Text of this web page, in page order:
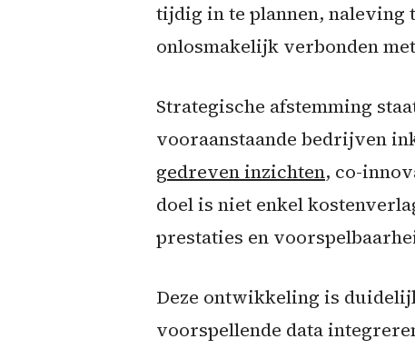
tijdig in te plannen, naleving
onlosmakelijk verbonden
Strategische afstemming
vooraanstaande bedrijven
gedreven inzichten, co-
doel is niet enkel
prestaties en
Deze ontwikkeling is
voorspellende data